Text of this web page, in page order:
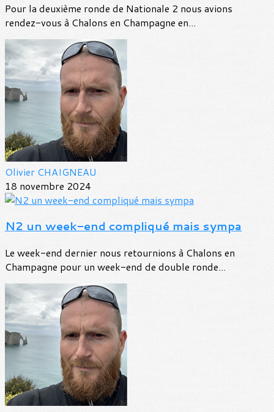
Pour la deuxième ronde de Nationale 2 nous avions
rendez-vous à Chalons en Champagne en...
Olivier CHAIGNEAU
18 novembre 2024
N2 un week-end compliqué mais sympa
Le week-end dernier nous retournions à Chalons en
Champagne pour un week-end de double ronde...